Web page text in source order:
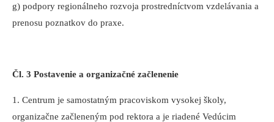
g) podpory regionálneho rozvoja prostredníctvom vzdelávania a
prenosu poznatkov do praxe.
Čl. 3 Postavenie a organizačné začlenenie
1. Centrum je samostatným pracoviskom vysokej školy,
organizačne začleneným pod rektora a je riadené Vedúcim